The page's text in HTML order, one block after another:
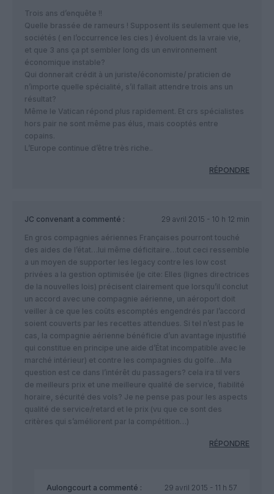
Trois ans d’enquête !!
Quelle brassée de rameurs ! Supposent ils seulement que les
sociétés ( en l’occurrence les cies ) évoluent ds la vraie vie,
et que 3 ans ça pt sembler long ds un environnement
économique instable?
Qui donnerait crédit à un juriste/économiste/ praticien de
n’importe quelle spécialité, s’il fallait attendre trois ans un
résultat?
Même le Vatican répond plus rapidement. Et crs spécialistes
hors pair ne sont même pas élus, mais cooptés entre
copains.
L’Europe continue d’être très riche..
RÉPONDRE
JC convenant a commenté :
29 avril 2015 - 10 h 12 min
En gros compagnies aériennes Françaises pourront touché
des aides de l’état…lui même déficitaire…tout ceci ressemble
a un moyen de supporter les legacy contre les low cost
privées a la gestion optimisée (je cite: Elles (lignes directrices
de la nouvelles lois) précisent clairement que lorsqu’il conclut
un accord avec une compagnie aérienne, un aéroport doit
veiller à ce que les coûts escomptés engendrés par l’accord
soient couverts par les recettes attendues. Si tel n’est pas le
cas, la compagnie aérienne bénéficie d’un avantage injustifié
qui constitue en principe une aide d’État incompatible avec le
marché intérieur) et contre les compagnies du golfe…Ma
question est ce dans l’intérêt du passagers? cela ira til vers
de meilleurs prix et une meilleure qualité de service, fiabilité
horaire, sécurité des vols? Je ne pense pas pour les aspects
qualité de service/retard et le prix (vu que ce sont des
critères qui s’améliorent par la compétition…)
RÉPONDRE
Aulongcourt a commenté :
29 avril 2015 - 11 h 57